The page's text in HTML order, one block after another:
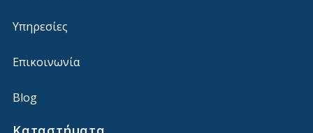
Υπηρεσίες
Επικοινωνία
Blog